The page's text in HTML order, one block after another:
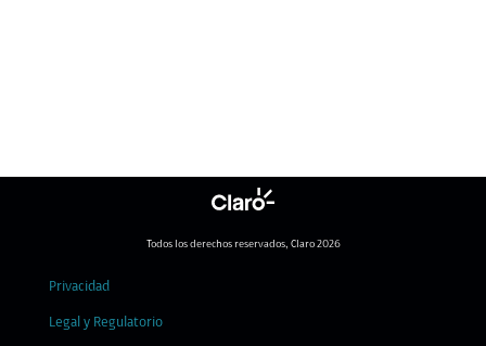
Todos los derechos reservados, Claro 2026
Privacidad
Legal y Regulatorio